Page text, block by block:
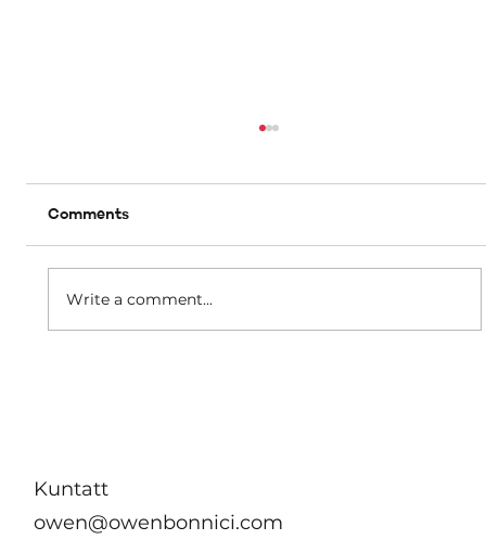
Comments
Write a comment...
Kuntatt
owen@owenbonnici.com